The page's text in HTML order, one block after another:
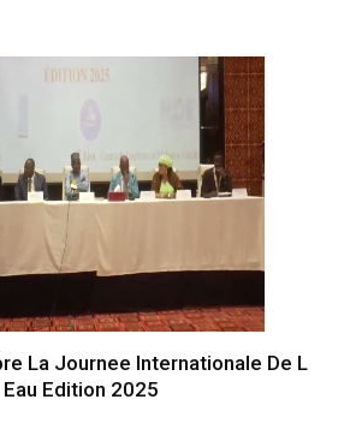
La Journee Internationale De L
Eau Edition 2025